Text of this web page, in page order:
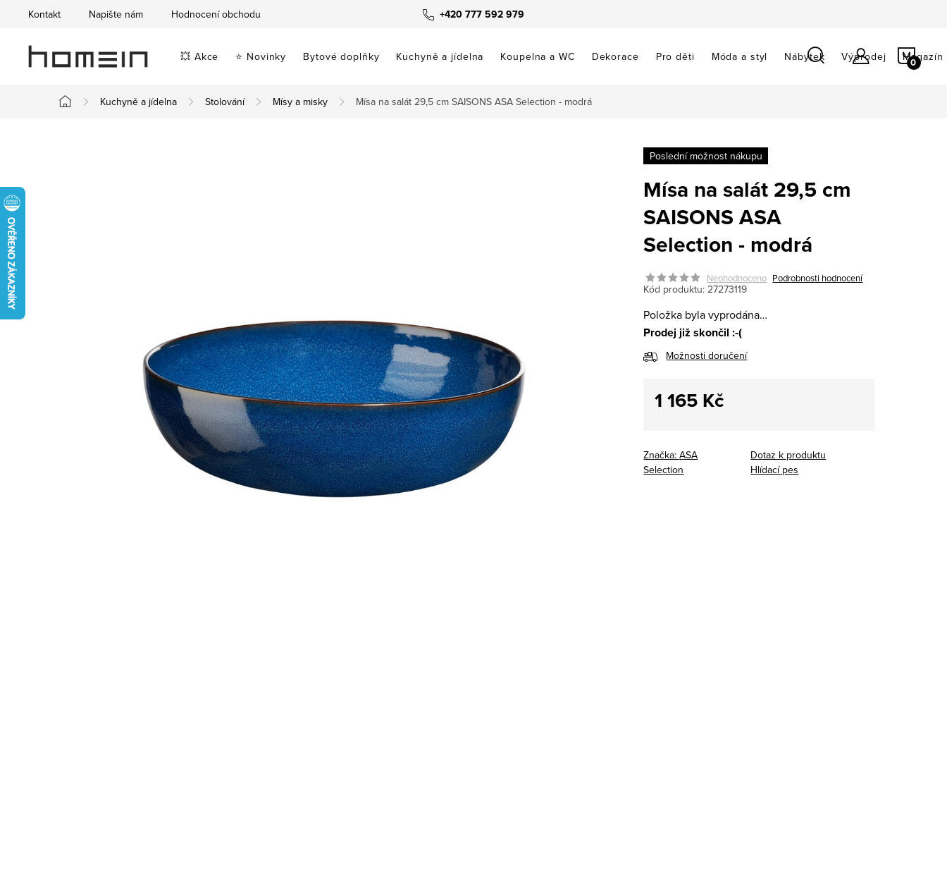
obsah
+420 777 592 979
Kontakt Napište nám Hodnocení obchodu
💥 Akce ⭐ Novinky Bytové doplňky Kuchyně a jídelna Koupelna a WC Dekorace Pro děti Móda a styl Nábytek Výprodej Magazín
Domů
Kuchyně a jídelna Stolování Mísy a misky Mísa na salát 29,5 cm SAISONS ASA Selection - modrá
Poslední možnost nákupu
Mísa na salát 29,5 cm
SAISONS ASA
Selection - modrá
Neohodnoceno Podrobnosti hodnocení
Kód produktu: 27273119
Položka byla vyprodána…
Prodej již skončil :-(
Možnosti doručení
1 165 Kč
Značka:ASA
Selection
Dotaz k produktu
Hlídací pes